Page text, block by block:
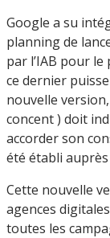
Google a su
planning de
par l’IAB pour le
ce dernier
nouvelle
concent ) doit
accorder son
été établi auprès
Cette nouvelle
agences
toutes les